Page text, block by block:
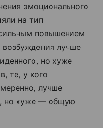
эмоционального
на тип
повышением
лучше
но хуже
те, у кого
лучше
но хуже — общую